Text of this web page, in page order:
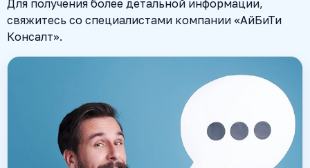
Для получения более детальной информации,
свяжитесь со специалистами компании «АйБиТи
Консалт».